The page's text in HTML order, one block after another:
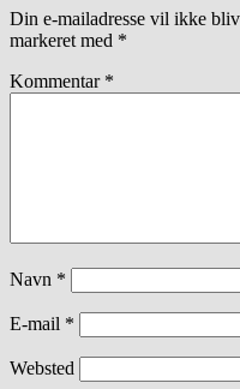
Din e-mailadresse vil ikke
markeret med *
Kommentar *
Navn *
E-mail *
Websted